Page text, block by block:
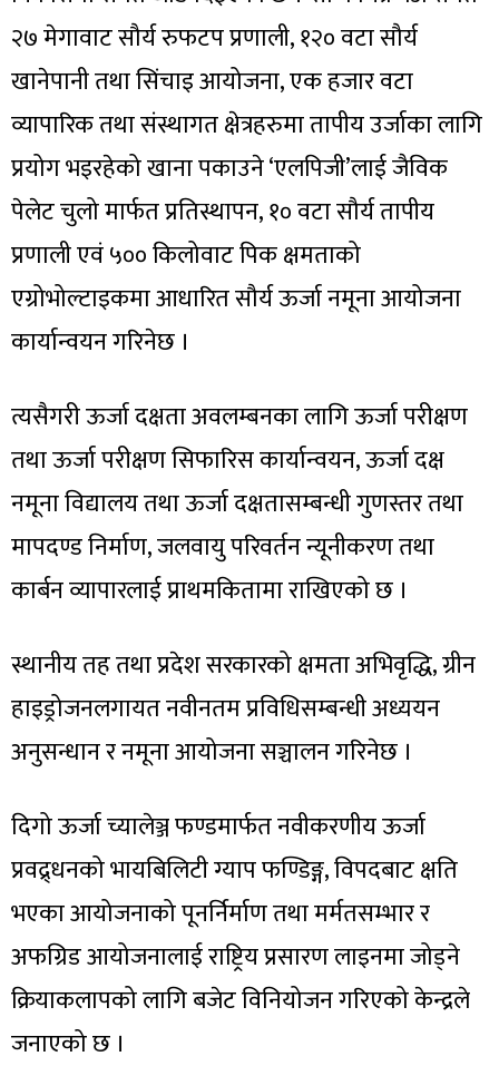
२७ मेगावाट सौर्य रुफटप प्रणाली, १२० वटा सौर्य
खानेपानी तथा सिंचाइ आयोजना, एक हजार वटा
व्यापारिक तथा संस्थागत क्षेत्रहरुमा तापीय उर्जाका लागि
प्रयोग भइरहेको खाना पकाउने ‘एलपिजी’लाई जैविक
पेलेट चुलो मार्फत प्रतिस्थापन, १० वटा सौर्य तापीय
प्रणाली एवं ५०० किलोवाट पिक क्षमताको
एग्रोभोल्टाइकमा आधारित सौर्य ऊर्जा नमूना आयोजना
कार्यान्वयन गरिनेछ ।
त्यसैगरी ऊर्जा दक्षता अवलम्बनका लागि ऊर्जा परीक्षण
तथा ऊर्जा परीक्षण सिफारिस कार्यान्वयन, ऊर्जा दक्ष
नमूना विद्यालय तथा ऊर्जा दक्षतासम्बन्धी गुणस्तर तथा
मापदण्ड निर्माण, जलवायु परिवर्तन न्यूनीकरण तथा
कार्बन व्यापारलाई प्राथमकितामा राखिएको छ ।
स्थानीय तह तथा प्रदेश सरकारको क्षमता अभिवृद्धि, ग्रीन
हाइड्रोजनलगायत नवीनतम प्रविधिसम्बन्धी अध्ययन
अनुसन्धान र नमूना आयोजना सञ्चालन गरिनेछ ।
दिगो ऊर्जा च्यालेञ्ज फण्डमार्फत नवीकरणीय ऊर्जा
प्रवद्र्धनको भायबिलिटी ग्याप फण्डिङ्ग, विपदबाट क्षति
भएका आयोजनाको पूनर्निर्माण तथा मर्मतसम्भार र
अफग्रिड आयोजनालाई राष्ट्रिय प्रसारण लाइनमा जोड्ने
क्रियाकलापको लागि बजेट विनियोजन गरिएको केन्द्रले
जनाएको छ ।